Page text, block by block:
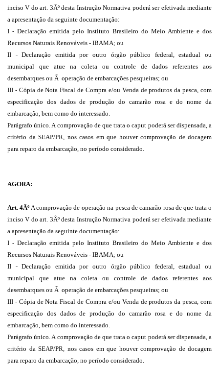
inciso V do art. 3Âº desta Instrução Normativa poderá ser efetivada mediante
a apresentação da seguinte documentação:
I - Declaração emitida pelo Instituto Brasileiro do Meio Ambiente e dos
Recursos Naturais Renováveis - IBAMA; ou
II - Declaração emitida por outro órgão público federal, estadual ou
municipal que atue na coleta ou controle de dados referentes aos
desembarques ou Ã operação de embarcações pesqueiras; ou
III - Cópia de Nota Fiscal de Compra e/ou Venda de produtos da pesca, com
especificação dos dados de produção do camarão rosa e do nome da
embarcação, bem como do interessado.
Parágrafo único. A comprovação de que trata o caput poderá ser dispensada, a
critério da SEAP/PR, nos casos em que houver comprovação de docagem
para reparo da embarcação, no período considerado.
AGORA:
Art. 4Âº A comprovação de operação na pesca de camarão rosa de que trata o
inciso V do art. 3Âº desta Instrução Normativa poderá ser efetivada mediante
a apresentação da seguinte documentação:
I - Declaração emitida pelo Instituto Brasileiro do Meio Ambiente e dos
Recursos Naturais Renováveis - IBAMA; ou
II - Declaração emitida por outro órgão público federal, estadual ou
municipal que atue na coleta ou controle de dados referentes aos
desembarques ou Ã operação de embarcações pesqueiras; ou
III - Cópia de Nota Fiscal de Compra e/ou Venda de produtos da pesca, com
especificação dos dados de produção do camarão rosa e do nome da
embarcação, bem como do interessado.
Parágrafo único. A comprovação de que trata o caput poderá ser dispensada, a
critério da SEAP/PR, nos casos em que houver comprovação de docagem
para reparo da embarcação, no período considerado.